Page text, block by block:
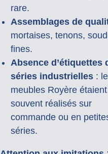
rare.
Assemblages de
mortaises, tenons,
fines.
Absence d’étiquettes
séries industrielles:
meubles Royère étaient
souvent réalisés sur
commande ou en
séries.